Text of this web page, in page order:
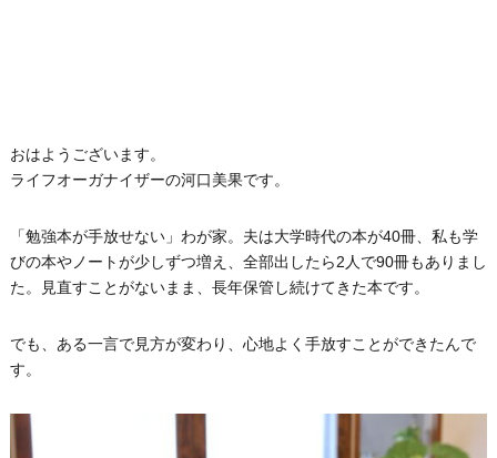
おはようございます。
ライフオーガナイザーの河口美果です。
「勉強本が手放せない」わが家。夫は大学時代の本が40冊、私も学
びの本やノートが少しずつ増え、全部出したら2人で90冊もありまし
た。見直すことがないまま、長年保管し続けてきた本です。
でも、ある一言で見方が変わり、心地よく手放すことができたんで
す。